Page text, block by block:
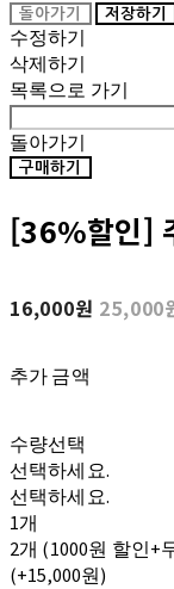
돌아가기 저장하기
수정하기
삭제하기
목록으로 가기
돌아가기
구매하기
[36%할인]
16,000원 25,000
추가 금액
수량선택
선택하세요.
선택하세요.
1개
2개 (1000원 할인+
(+15,000원)